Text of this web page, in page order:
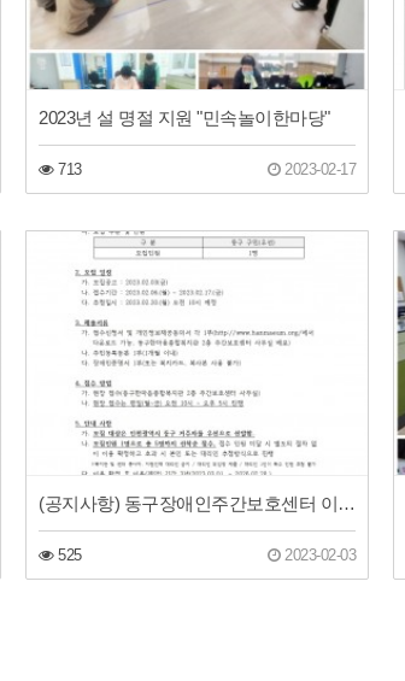
2023년 설 명절 지원 "민속놀이한마당"
713 2023-02-17
(공지사항) 동구장애인주간보호센터 이용자 모집 안내
525 2023-02-03